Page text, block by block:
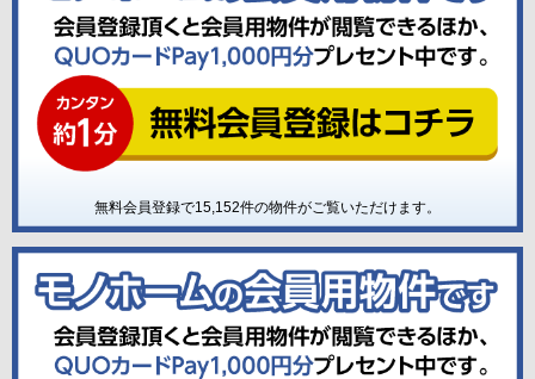
無料会員登録で15,152件の物件がご覧いただけます。